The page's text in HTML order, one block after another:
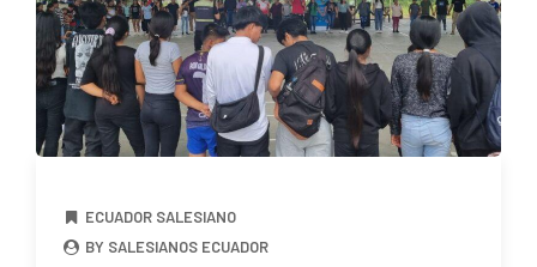
ECUADOR SALESIANO
BY SALESIANOS ECUADOR